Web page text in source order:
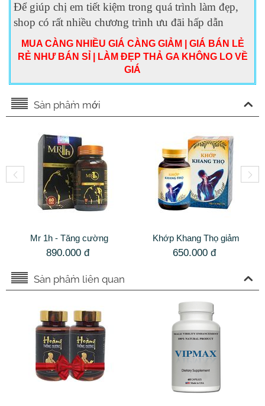
Để giúp chị em tiết kiệm trong quá trình làm đẹp,
shop có rất nhiều chương trình ưu đãi hấp dẫn
MUA CÀNG NHIỀU GIÁ CÀNG GIẢM | GIÁ BÁN LẺ
RẺ NHƯ BÁN SỈ | LÀM ĐẸP THẢ GA KHÔNG LO VỀ
GIÁ
Sản phẩm mới
Mr 1h - Tăng cường
sinh lý, kiểm soát xuất
tinh sớm hiệu quả
890.000 đ
Khớp Khang Thọ giảm
đau nhức và phục hồi
chức năng xương khớp
650.000 đ
Sản phẩm liên quan